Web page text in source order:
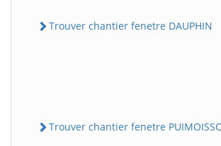
Trouver chantier fenetre DAUPHIN
Trouver chantier fenetre